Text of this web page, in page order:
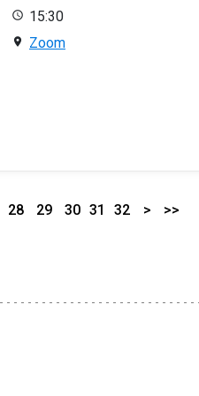
15:30
Zoom
28 29 30 31 32 > >>